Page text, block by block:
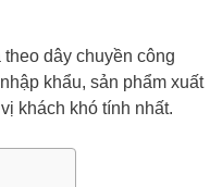
dây chuyền công
khẩu, sản phẩm xuất
khách khó tính nhất.